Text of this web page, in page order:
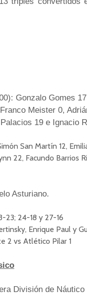
Gonzalo Gomes
Meister 0,
19 e Ignacio
San Martín 12,
22, Facundo Barrios
Asturiano.
23; 24-18 y 27-16
Enrique Paul y
2 vs Atlético Pilar 1
División de